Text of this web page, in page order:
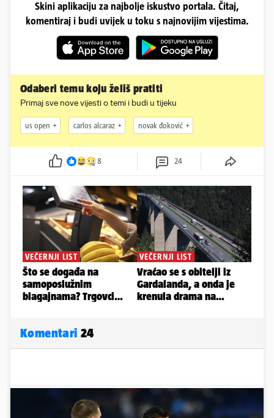
Skini aplikaciju za najbolje iskustvo portala. Čitaj,
komentiraj i budi uvijek u toku s najnovijim vijestima.
Odaberi temu koju želiš pratiti
Primaj sve nove vijesti o temi i budi u tijeku
us open carlos alcaraz novak đoković
8 24
Komentari 24